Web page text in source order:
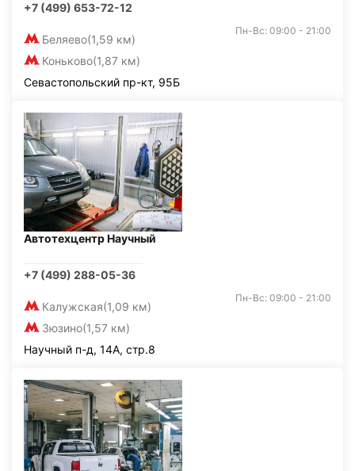
+7 (499) 653-72-12
Беляево(1,59 км)
Коньково(1,87 км)
Пн-Вс: 09:00 - 21:00
Севастопольский пр-кт, 95Б
Автотехцентр Научный
+7 (499) 288-05-36
Калужская(1,09 км)
Зюзино(1,57 км)
Пн-Вс: 09:00 - 21:00
Научный п-д, 14А, стр.8